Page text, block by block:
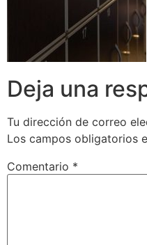
Deja una
Tu dirección de correo
Los campos obligatorios
Comentario *